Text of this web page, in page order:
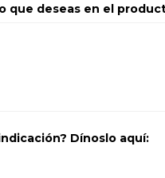
que deseas en el
Dínoslo aquí: